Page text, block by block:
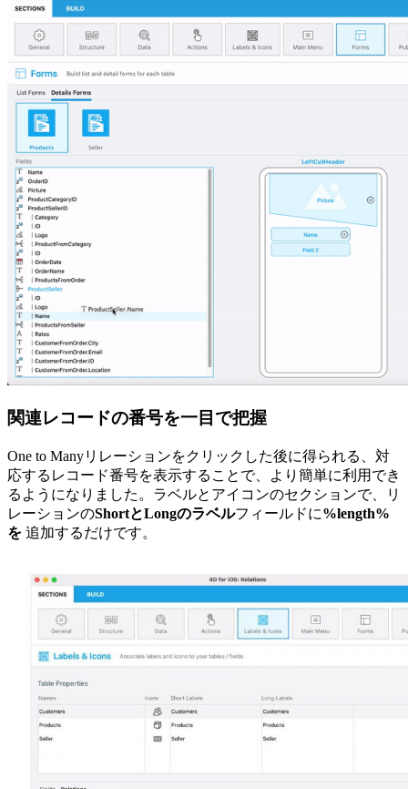
関連レコードの番号を一目で把握
One to Manyリレーションをクリックした後に得られる、対
応するレコード番号を表示することで、より簡単に利用でき
るようになりました。ラベルとアイコンのセクションで、リ
レーションのShortとLongのラベルフィールドに%length%
を 追加するだけです。